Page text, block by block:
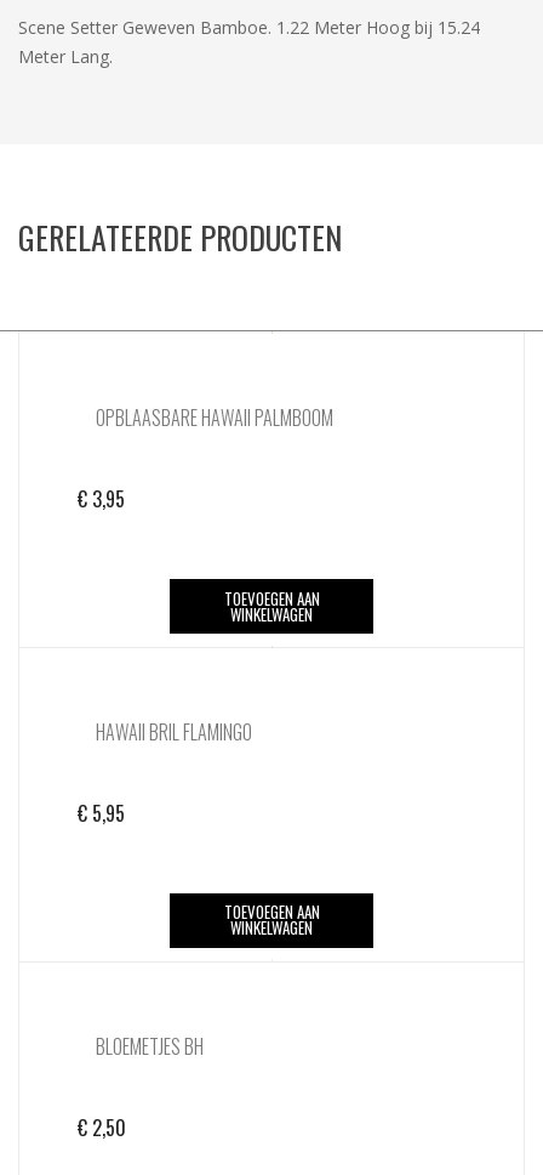
Scene Setter Geweven Bamboe. 1.22 Meter Hoog bij 15.24
Meter Lang.
GERELATEERDE PRODUCTEN
OPBLAASBARE HAWAII PALMBOOM
€ 3,95
TOEVOEGEN AAN
WINKELWAGEN
HAWAII BRIL FLAMINGO
€ 5,95
TOEVOEGEN AAN
WINKELWAGEN
BLOEMETJES BH
€ 2,50